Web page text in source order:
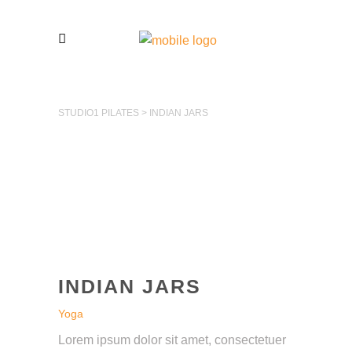
STUDIO1 PILATES > INDIAN JARS
INDIAN JARS
Yoga
Lorem ipsum dolor sit amet, consectetuer